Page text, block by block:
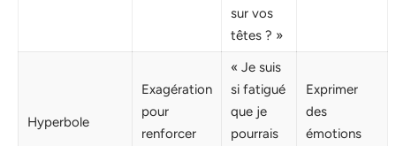
sur vos
têtes ? »
Hyperbole
Exagération
pour
renforcer
« Je suis
si fatigué
que je
pourrais
Exprimer
des
émotions